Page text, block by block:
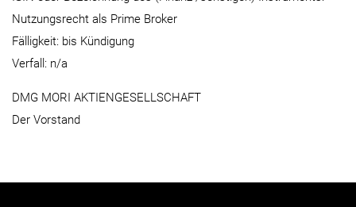
Nutzungsrecht als Prime Broker
Fälligkeit: bis Kündigung
Verfall: n/a
DMG MORI AKTIENGESELLSCHAFT
Der Vorstand